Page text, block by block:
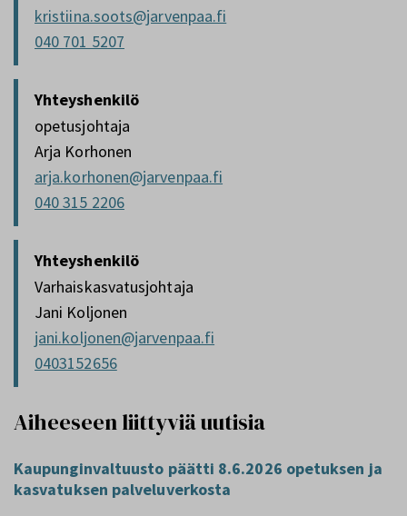
kristiina.soots@jarvenpaa.fi
040 701 5207
Yhteyshenkilö
opetusjohtaja
Arja Korhonen
arja.korhonen@jarvenpaa.fi
040 315 2206
Yhteyshenkilö
Varhaiskasvatusjohtaja
Jani Koljonen
jani.koljonen@jarvenpaa.fi
0403152656
Aiheeseen liittyviä uutisia
Kaupunginvaltuusto päätti 8.6.2026 opetuksen ja
kasvatuksen palveluverkosta